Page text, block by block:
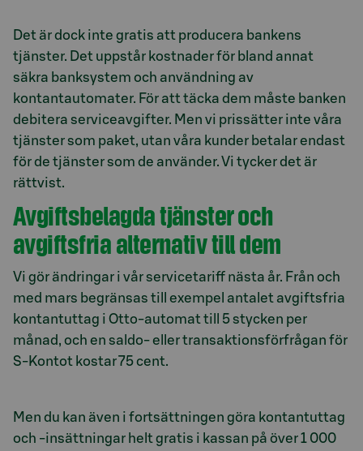
Det är dock inte gratis att producera bankens
tjänster. Det uppstår kostnader för bland annat
säkra banksystem och användning av
kontantautomater. För att täcka dem måste banken
debitera serviceavgifter. Men vi prissätter inte våra
tjänster som paket, utan våra kunder betalar endast
för de tjänster som de använder. Vi tycker det är
rättvist.
Avgiftsbelagda tjänster och
avgiftsfria alternativ till dem
Vi gör ändringar i vår servicetariff nästa år. Från och
med mars begränsas till exempel antalet avgiftsfria
kontantuttag i Otto-automat till 5 stycken per
månad, och en saldo- eller transaktionsförfrågan för
S-Kontot kostar 75 cent.
Men du kan även i fortsättningen göra kontantuttag
och -insättningar helt gratis i kassan på över 1 000